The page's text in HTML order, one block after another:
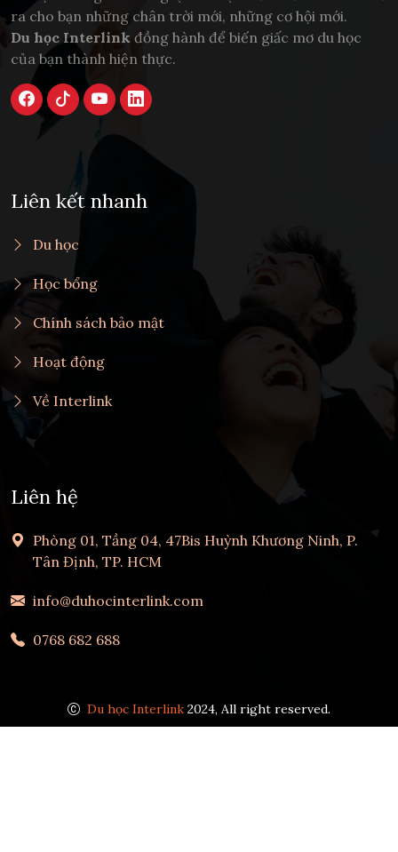
ra cho bạn những chân trời mới, những cơ hội mới.
Du học Interlink đồng hành để biến giấc mơ du học
của bạn thành hiện thực.
Liên kết nhanh
Du học
Học bổng
Chính sách bảo mật
Hoạt động
Về Interlink
Liên hệ
Phòng 01, Tầng 04, 47Bis Huỳnh Khương Ninh, P.
Tân Định, TP. HCM
info@duhocinterlink.com
0768 682 688
Du học Interlink 2024, All right reserved.